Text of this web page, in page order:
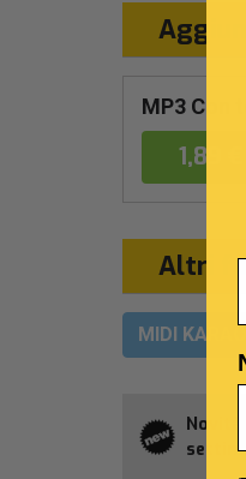
MP3 Con
1,89 €
Altri
MIDI